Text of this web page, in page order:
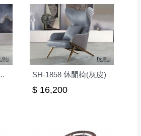
定色差或解析度等因素， 與實
、質感稍有不同，如因此而需
付來回運費及人資成本，請您
認。(包含商品尺寸是否合適)。
商品尺寸，大型物件因為人工
有些許誤差值(約正負0.5CM)
品為主。
椅(橘+灰皮) SH-1858 休閒椅(灰皮)
$ 16,200